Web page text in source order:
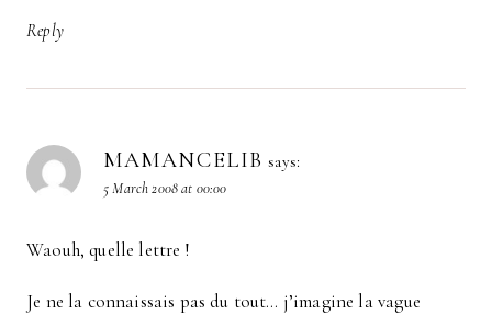
Reply
MAMANCELIB says:
5 March 2008 at 00:00
Waouh, quelle lettre !
Je ne la connaissais pas du tout… j’imagine la vague